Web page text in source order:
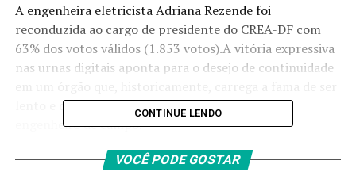
A engenheira eletricista Adriana Rezende foi
reconduzida ao cargo de presidente do CREA-DF com
63% dos votos válidos (1.853 votos).A vitória expressiva
nas urnas digitais aponta para o desejo de continuidade
lento e distante do trabalhador autônomo ou do
engenheiro de campo.
O principal desafio da gestão para o triênio 2027-2029 é
CONTINUE LENDO
VOCÊ PODE GOSTAR